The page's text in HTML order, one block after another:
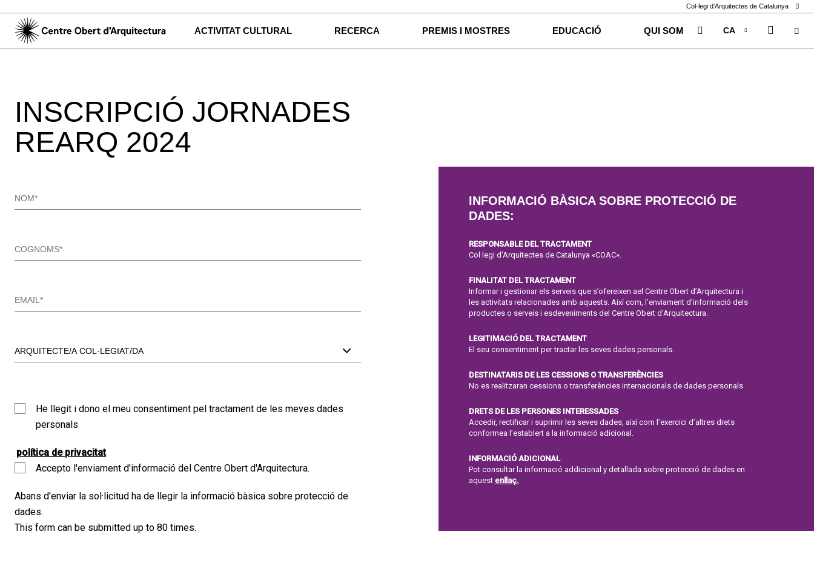
Col·legi d’Arquitectes de Catalunya
ACTIVITAT CULTURAL RECERCA PREMIS I MOSTRES EDUCACIÓ QUI SOM
CA
ES
INSCRIPCIÓ JORNADES
REARQ 2024
He llegit i dono el meu consentiment pel tractament de les meves dades
personals
política de privacitat
Accepto l'enviament d'informació del Centre Obert d'Arquitectura.
Abans d'enviar la sol·licitud ha de llegir la informació bàsica sobre protecció de
dades.
This form can be submitted up to 80 times.
INFORMACIÓ BÀSICA SOBRE PROTECCIÓ DE
DADES:
RESPONSABLE DEL TRACTAMENT
Col·legi d’Arquitectes de Catalunya «COAC».
FINALITAT DEL TRACTAMENT
Informar i gestionar els serveis que s’ofereixen ael Centre Obert d’Arquitectura i
les activitats relacionades amb aquests. Així com, l’enviament d’informació dels
productes o serveis i esdeveniments del Centre Obert d’Arquitectura.
LEGITIMACIÓ DEL TRACTAMENT
El seu consentiment per tractar les seves dades personals.
DESTINATARIS DE LES CESSIONS O TRANSFERÈNCIES
No es realitzaran cessions o transferències internacionals de dades personals
DRETS DE LES PERSONES INTERESSADES
Accedir, rectificar i suprimir les seves dades, així com l’exercici d’altres drets
conformea l’establert a la informació adicional.
INFORMACIÓ ADICIONAL
Pot consultar la informació addicional y detallada sobre protecció de dades en
aquest enllaç.